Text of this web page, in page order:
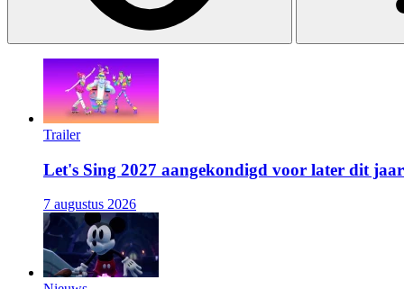
Trailer
Let's Sing 2027 aangekondigd voor later dit jaar
7 augustus 2026